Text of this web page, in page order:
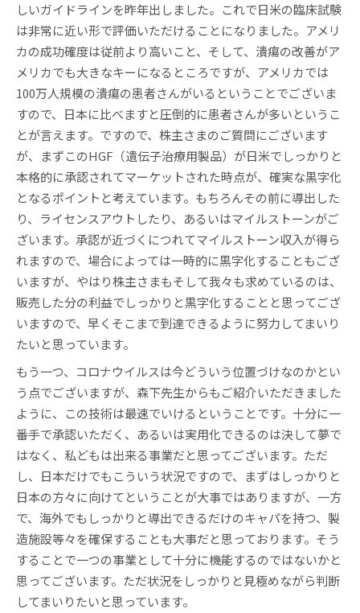
しいガイドラインを昨年出しました。これで日米の臨床試験
は非常に近い形で評価いただけることになりました。アメリ
カの成功確度は従前より高いこと、そして、潰瘍の改善がア
メリカでも大きなキーになるところですが、アメリカでは
100万人規模の潰瘍の患者さんがいるということでございま
すので、日本に比べますと圧倒的に患者さんが多いというこ
とが言えます。ですので、株主さまのご質問にございます
が、まずこのHGF（遺伝子治療用製品）が日米でしっかりと
本格的に承認されてマーケットされた時点が、確実な黒字化
となるポイントと考えています。もちろんその前に導出した
り、ライセンスアウトしたり、あるいはマイルストーンがご
ざいます。承認が近づくにつれてマイルストーン収入が得ら
れますので、場合によっては一時的に黒字化することもござ
いますが、やはり株主さまもそして我々も求めているのは、
販売した分の利益でしっかりと黒字化することと思ってござ
いますので、早くそこまで到達できるように努力してまいり
たいと思っています。
もう一つ、コロナウイルスは今どういう位置づけなのかとい
う点でございますが、森下先生からもご紹介いただきました
ように、この技術は最速でいけるということです。十分に一
番手で承認いただく、あるいは実用化できるのは決して夢で
はなく、私どもは出来る事業だと思ってございます。ただ
し、日本だけでもこういう状況ですので、まずはしっかりと
日本の方々に向けてということが大事ではありますが、一方
で、海外でもしっかりと導出できるだけのキャパを持つ、製
造施設等々を確保することも大事だと思っております。そう
することで一つの事業として十分に機能するのではないかと
思ってございます。ただ状況をしっかりと見極めながら判断
してまいりたいと思っています。